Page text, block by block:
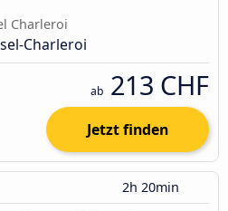
Charleroi
Charleroi
ab 213 CHF
Jetzt finden
2h 20min